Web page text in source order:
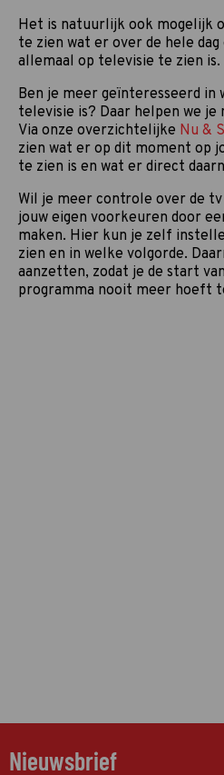
Het is natuurlijk ook mogelijk
te zien wat er over de hele dag
allemaal op televisie te zien is.
Ben je meer geïnteresseerd in
televisie is? Daar helpen we
Via onze overzichtelijke Nu &
zien wat er op dit moment op
te zien is en wat er direct
Wil je meer controle over de tv
jouw eigen voorkeuren door
maken. Hier kun je zelf
zien en in welke volgorde.
aanzetten, zodat je de start
programma nooit meer hoeft
Nieuwsbrief